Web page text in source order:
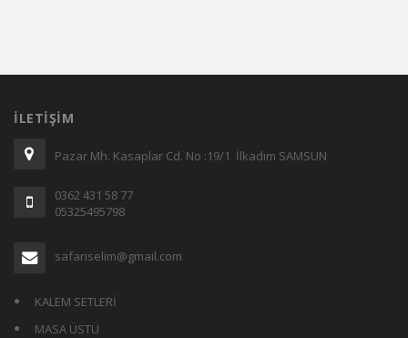
İLETIŞIM
Pazar Mh. Kasaplar Cd. No :19/1 İlkadım SAMSUN
0362 431 58 77
05325495798
safariselim@gmail.com
KALEM SETLERİ
MASA ÜSTÜ